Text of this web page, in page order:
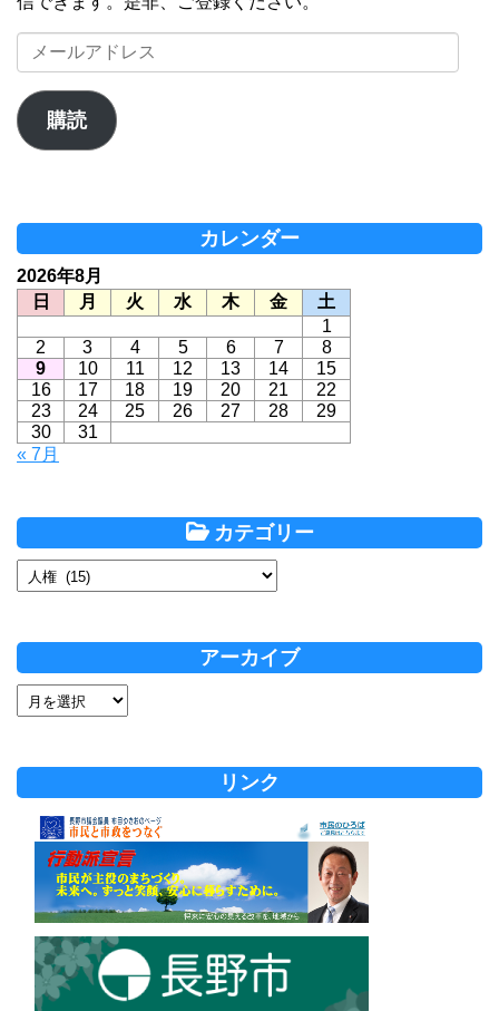
メ
ー
ア
ド
購読
カレンダー
2026年8月
日
月 火 水 木 金
土
1
2
3 4 5 6 7
8
9
10 11 12 13 14
15
16
17 18 19 20 21
22
23
24 25 26 27 28
29
30
31
« 7月
カテゴリー
アーカイブ
リンク